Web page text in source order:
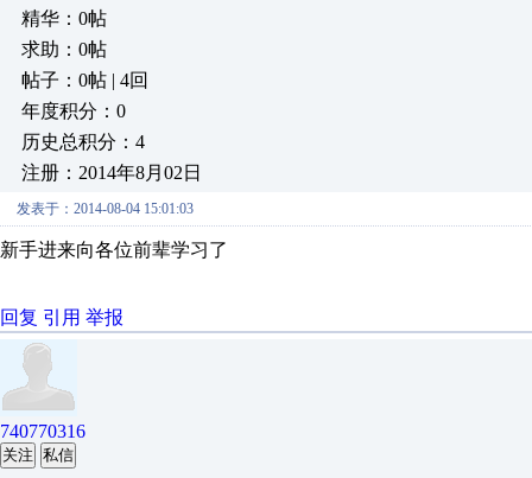
精华：0帖
求助：0帖
帖子：0帖 | 4回
年度积分：0
历史总积分：4
注册：2014年8月02日
发表于：2014-08-04 15:01:03
新手进来向各位前辈学习了
回复 引用 举报
740770316
关注 私信